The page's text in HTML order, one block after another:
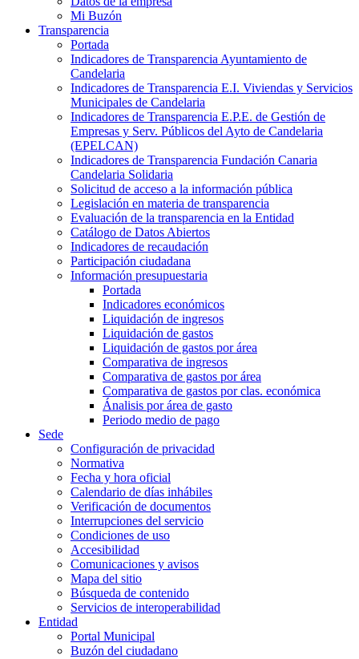
Mi Buzón
Transparencia
Portada
Indicadores de Transparencia Ayuntamiento de
Candelaria
Indicadores de Transparencia E.I. Viviendas y Servicios
Municipales de Candelaria
Indicadores de Transparencia E.P.E. de Gestión de
Empresas y Serv. Públicos del Ayto de Candelaria
(EPELCAN)
Indicadores de Transparencia Fundación Canaria
Candelaria Solidaria
Solicitud de acceso a la información pública
Legislación en materia de transparencia
Evaluación de la transparencia en la Entidad
Catálogo de Datos Abiertos
Indicadores de recaudación
Participación ciudadana
Información presupuestaria
Portada
Indicadores económicos
Liquidación de ingresos
Liquidación de gastos
Liquidación de gastos por área
Comparativa de ingresos
Comparativa de gastos por área
Comparativa de gastos por clas. económica
Ánalisis por área de gasto
Periodo medio de pago
Sede
Configuración de privacidad
Normativa
Fecha y hora oficial
Calendario de días inhábiles
Verificación de documentos
Interrupciones del servicio
Condiciones de uso
Accesibilidad
Comunicaciones y avisos
Mapa del sitio
Búsqueda de contenido
Servicios de interoperabilidad
Entidad
Portal Municipal
Buzón del ciudadano